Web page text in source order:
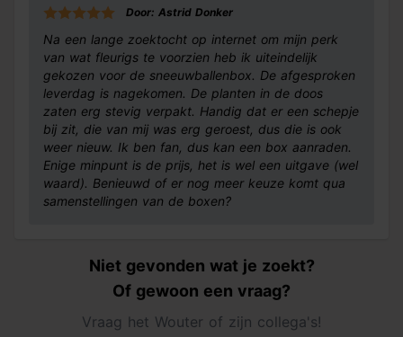
Door: Astrid Donker
Na een lange zoektocht op internet om mijn perk
van wat fleurigs te voorzien heb ik uiteindelijk
gekozen voor de sneeuwballenbox. De afgesproken
leverdag is nagekomen. De planten in de doos
zaten erg stevig verpakt. Handig dat er een schepje
bij zit, die van mij was erg geroest, dus die is ook
weer nieuw. Ik ben fan, dus kan een box aanraden.
Enige minpunt is de prijs, het is wel een uitgave (wel
waard). Benieuwd of er nog meer keuze komt qua
samenstellingen van de boxen?
Niet gevonden wat je zoekt?
Of gewoon een vraag?
Vraag het Wouter of zijn collega's!